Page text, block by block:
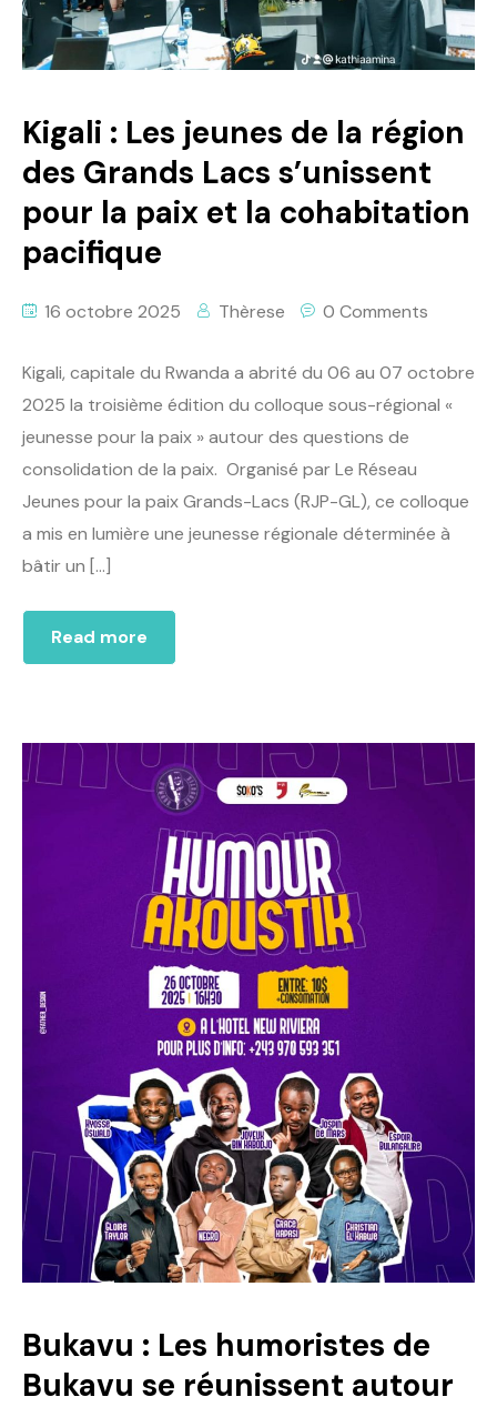
Kigali : Les jeunes de la région
des Grands Lacs s’unissent
pour la paix et la cohabitation
pacifique
16 octobre 2025 Thèrese 0 Comments
Kigali, capitale du Rwanda a abrité du 06 au 07 octobre
2025 la troisième édition du colloque sous-régional «
jeunesse pour la paix » autour des questions de
consolidation de la paix. Organisé par Le Réseau
Jeunes pour la paix Grands-Lacs (RJP-GL), ce colloque
a mis en lumière une jeunesse régionale déterminée à
bâtir un […]
Read more
Bukavu : Les humoristes de
Bukavu se réunissent autour